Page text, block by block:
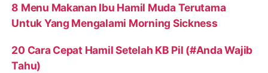
8 Menu Makanan Ibu Hamil Muda Terutama
Untuk Yang Mengalami Morning Sickness
20 Cara Cepat Hamil Setelah KB Pil (#Anda Wajib
Tahu)